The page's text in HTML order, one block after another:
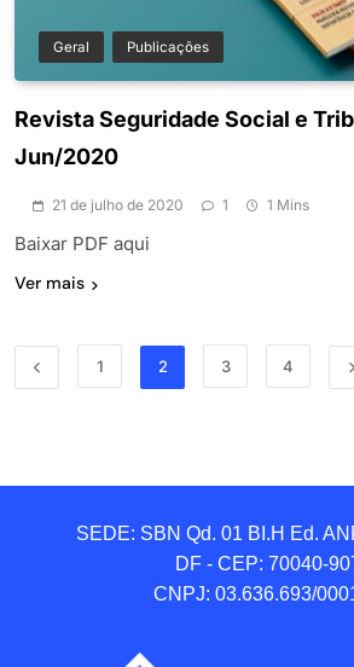
Geral Publicações
Revista Seguridade Social e
Jun/2020
21 de julho de 2020 1 1 Mins
Baixar PDF aqui
Ver mais
1 2 3 4
SEDE: SBN Qd. 01 BI.H Ed.
DF - CEP: 70040-
CNPJ: 03.636.693/